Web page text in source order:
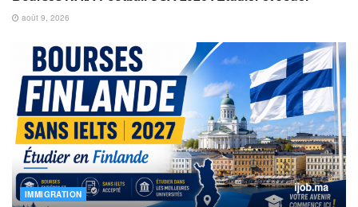
août 9, 2026
IMMIGRATION